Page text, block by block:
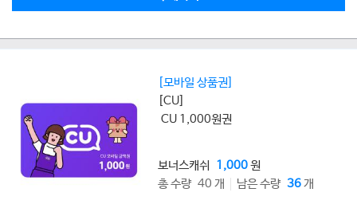
[모바일 상품권]
[CU]
CU 1,000원권
보너스캐쉬 1,000원
총 수량 40 개
남은 수량 36개